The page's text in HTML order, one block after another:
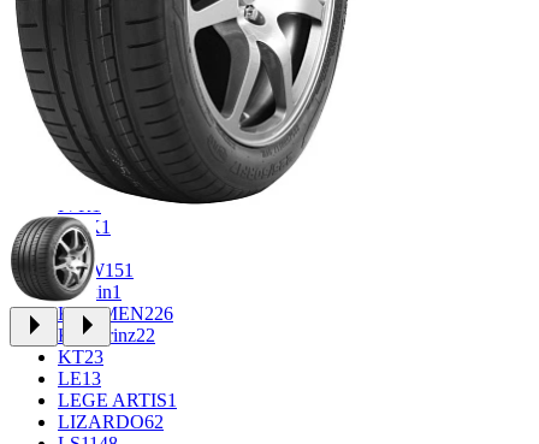
CROSS_STREET30
Eurodisk 1
FF
34
GR
71
Grizzly3
iFree
1005
iFree Original53
Ikon1
INFORGED
K&K1
K72
KDW151
Keskin1
KHOMEN226
Kronprinz22
KT23
LE13
LEGE ARTIS1
LIZARDO62